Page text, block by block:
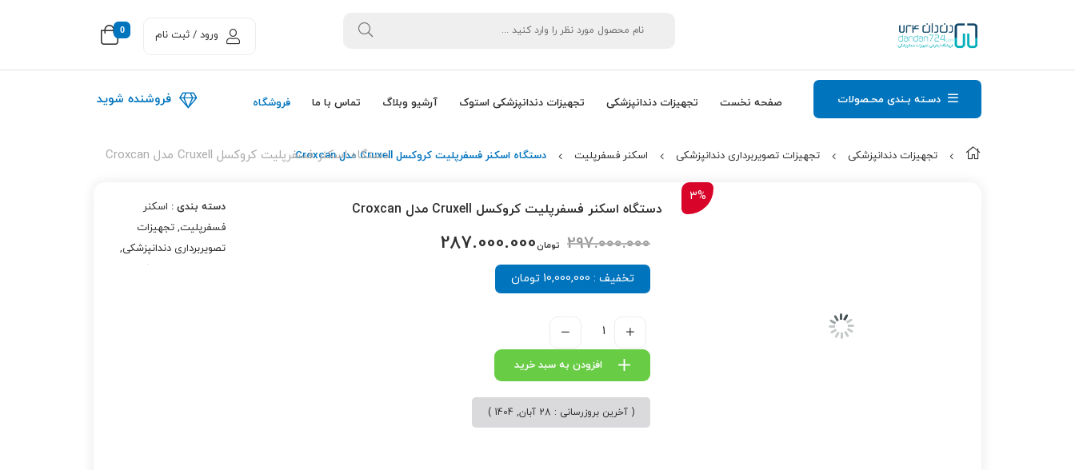
0 ورود / ثبت نام
دسـته بـندی محـصولات صفحه نخست تجهیزات دندانپزشکی تجهیزات دندانپزشکی استوک آرشیو وبلاگ تماس با ما فروشگاه فروشنده شوید
دستگاه اسکنر فسفرپلیت کروکسل Cruxell مدل Croxcan تجهیزات دندانپزشکی تجهیزات تصویربرداری دندانپزشکی اسکنر فسفرپلیت دستگاه اسکنر فسفرپلیت کروکسل Cruxell مدل Croxcan
3%
دستگاه اسکنر فسفرپلیت کروکسل Cruxell مدل Croxcan
297.000.000 تومان287.000.000
تخفیف : 10,000,000 تومان
افزودن به سبد خرید
( آخرین بروزرسانی : 28 آبان, 1404 )
دسته بندی : اسکنر
فسفرپلیت,تجهیزات
تصویربرداری دندانپزشکی,
تجهیزات دندانپزشکی